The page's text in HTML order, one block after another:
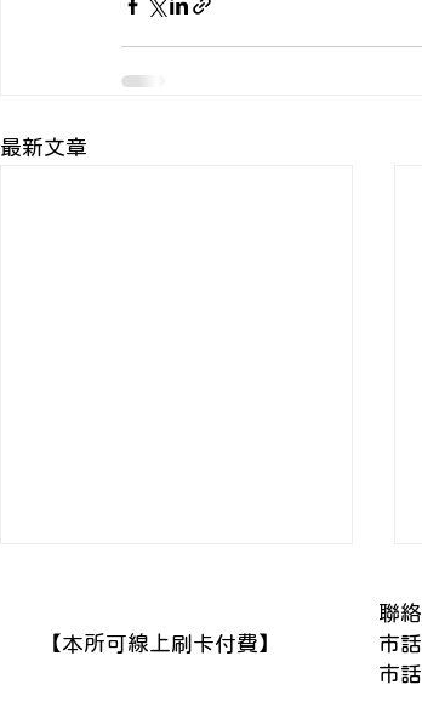
最新文章
聯
市話
市話
​【本所可線上刷卡付費】